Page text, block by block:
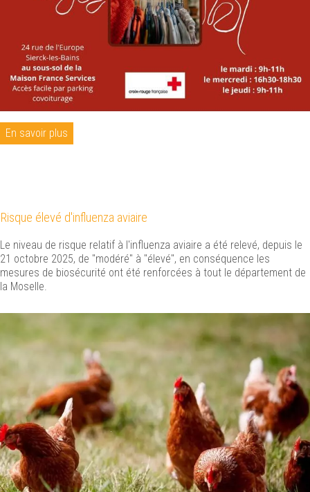
En savoir plus
Risque élevé d'influenza aviaire
Le niveau de risque relatif à l'influenza aviaire a été relevé, depuis le
21 octobre 2025, de "modéré" à "élevé", en conséquence les
mesures de biosécurité ont été renforcées à tout le département de
la Moselle.